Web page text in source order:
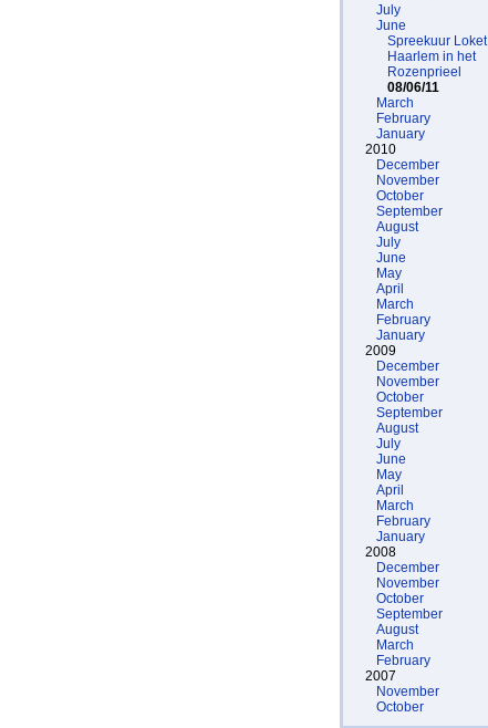
July
June
Spreekuur Loket
Haarlem in het
Rozenprieel
08/06/11
March
February
January
2010
December
November
October
September
August
July
June
May
April
March
February
January
2009
December
November
October
September
August
July
June
May
April
March
February
January
2008
December
November
October
September
August
March
February
2007
November
October